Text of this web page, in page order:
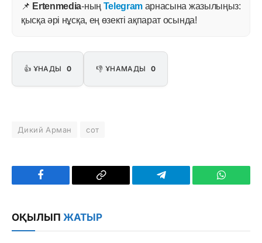
📌 Ertenmedia-ның Telegram арнасына жазылыңыз:
қысқа әрі нұсқа, ең өзекті ақпарат осында!
👍 ҰНАДЫ 0 👎 ҰНАМАДЫ 0
Дикий Арман сот
Facebook
Copy
Telegram
ОҚЫЛЫП ЖАТЫР